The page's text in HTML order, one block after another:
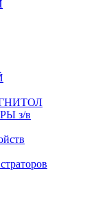
з/в